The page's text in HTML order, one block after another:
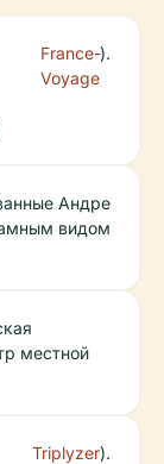
France-
Voyage
).
Андре
видом
местной
Triplyzer).